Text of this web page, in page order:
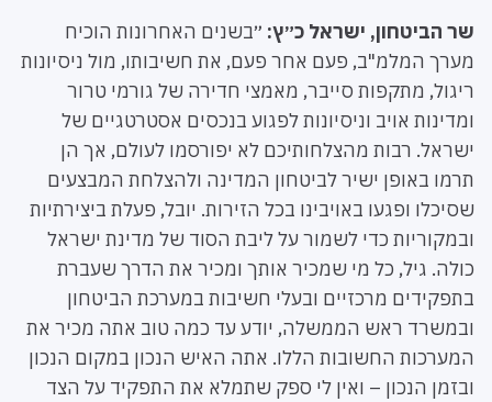
שר הביטחון, ישראל כ״ץ: ״בשנים האחרונות הוכיח
מערך המלמ"ב, פעם אחר פעם, את חשיבותו, מול ניסיונות
ריגול, מתקפות סייבר, מאמצי חדירה של גורמי טרור
ומדינות אויב וניסיונות לפגוע בנכסים אסטרטגיים של
ישראל. רבות מהצלחותיכם לא יפורסמו לעולם, אך הן
תרמו באופן ישיר לביטחון המדינה ולהצלחת המבצעים
שסיכלו ופגעו באויבינו בכל הזירות. יובל, פעלת ביצירתיות
ובמקוריות כדי לשמור על ליבת הסוד של מדינת ישראל
כולה. גיל, כל מי שמכיר אותך ומכיר את הדרך שעברת
בתפקידים מרכזיים ובעלי חשיבות במערכת הביטחון
ובמשרד ראש הממשלה, יודע עד כמה טוב אתה מכיר את
המערכות החשובות הללו. אתה האיש הנכון במקום הנכון
ובזמן הנכון – ואין לי ספק שתמלא את התפקיד על הצד